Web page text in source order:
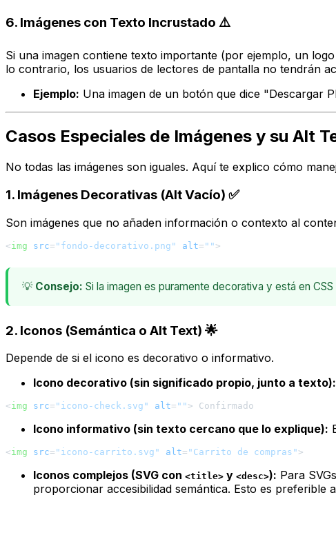
6. Imágenes con Texto Incrustado ⚠️
Si una imagen contiene texto importante (por ejemplo, un
lo contrario, los usuarios de lectores de pantalla no tendrán
Ejemplo: Una imagen de un botón que dice "Descargar
Casos Especiales de Imágenes y su Alt
No todas las imágenes son iguales. Aquí te explico cómo
1. Imágenes Decorativas (Alt Vacío) ✅
Son imágenes que no añaden información o contexto al
<img src= "fondo-decorativo.png" alt= "" >
💡 Consejo: Si la imagen es puramente decorativa y está en
2. Iconos (Semántica o Alt Text) 🌟
Depende de si el icono es decorativo o informativo.
Icono decorativo (sin significado propio, junto a texto):
<img src= "icono-check.svg" alt= "" >
Icono informativo (sin texto cercano que lo explique):
<img src= "icono-carrito.svg" alt= "Carrito de compras" >
Iconos complejos (SVG con <title> y <desc>): Para
proporcionar accesibilidad semántica. Esto es preferible